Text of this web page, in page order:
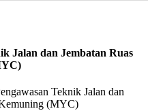
Jalan dan Jembatan Ruas
Teknik Jalan dan
(MYC)